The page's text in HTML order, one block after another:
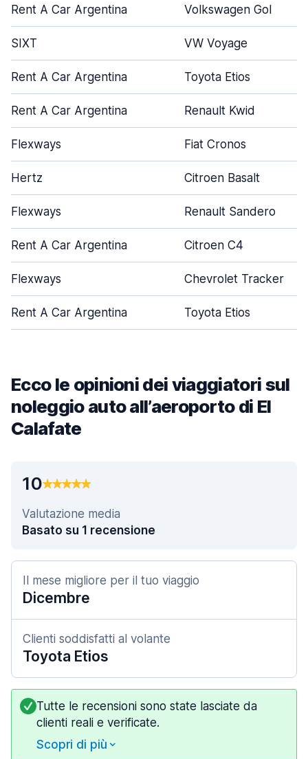
Rent A Car Argentina Volkswagen Gol
SIXT VW Voyage
Rent A Car Argentina Toyota Etios
Rent A Car Argentina Renault Kwid
Flexways Fiat Cronos
Hertz Citroen Basalt
Flexways Renault Sandero
Rent A Car Argentina Citroen C4
Flexways Chevrolet Tracker
Rent A Car Argentina Toyota Etios
Ecco le opinioni dei viaggiatori sul
noleggio auto all’aeroporto di El
Calafate
10
Valutazione media
Basato su 1 recensione
Il mese migliore per il tuo viaggio
Dicembre
Clienti soddisfatti al volante
Toyota Etios
Tutte le recensioni sono state lasciate da
clienti reali e verificate.
Scopri di più